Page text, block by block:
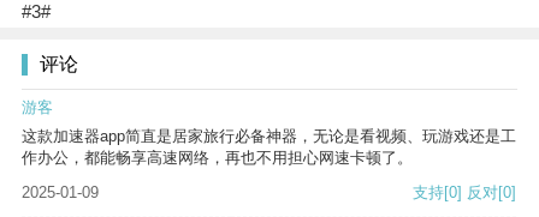
#3#
评论
游客
这款加速器app简直是居家旅行必备神器，无论是看视频、玩游戏还是工
作办公，都能畅享高速网络，再也不用担心网速卡顿了。
2025-01-09
支持[0] 反对[0]